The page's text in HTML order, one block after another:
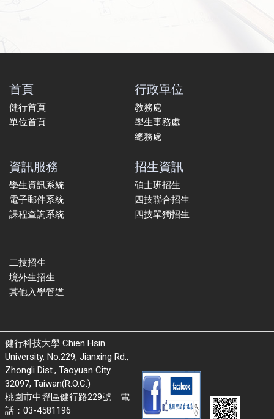
首頁
健行首頁
單位首頁
行政單位
教務處
學生事務處
總務處
資訊服務
學生資訊系統
電子郵件系統
課程查詢系統
招生資訊
碩士班招生
四技聯合招生
四技單獨招生
二技招生
境外生招生
其他入學管道
健行科技大學 Chien Hsin
University, No.229, Jianxing Rd.,
Zhongli Dist., Taoyuan City
32097, Taiwan(R.O.C.)
桃園市中壢區健行路229號 電
話：03-4581196